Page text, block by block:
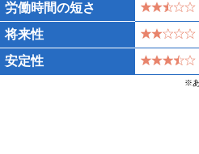
労働時間の短さ
将来性
安定性
※あ